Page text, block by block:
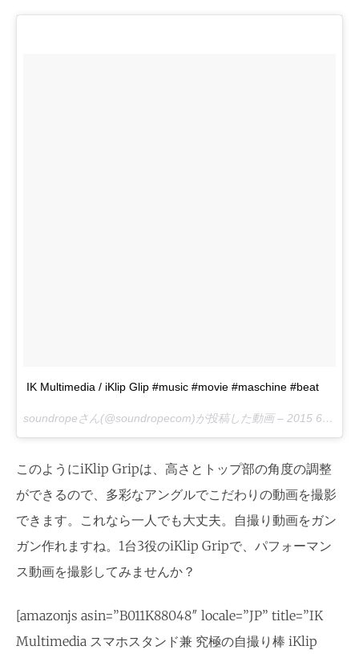
IK Multimedia / iKlip Glip #music #movie #maschine #beat
soundropeさん(@soundropecom)が投稿した動画 – 2015 6月 29 5:42午前 PDT
このようにiKlip Gripは、高さとトップ部の角度の調整
ができるので、多彩なアングルでこだわりの動画を撮影
できます。これなら一人でも大丈夫。自撮り動画をガン
ガン作れますね。1台3役のiKlip Gripで、パフォーマン
ス動画を撮影してみませんか？
[amazonjs asin=”B011K88048″ locale=”JP” title=”IK
Multimedia スマホスタンド兼 究極の自撮り棒 iKlip